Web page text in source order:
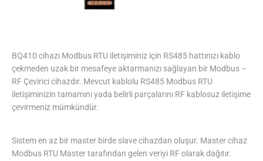
BQ410 cihazı Modbus RTU iletişiminiz için RS485 hattınızı kablo
çekmeden uzak bir mesafeye aktarmanızı sağlayan bir Modbus –
RF Çevirici cihazdır. Mevcut kablolu RS485 Modbus RTU
iletişiminizin tamamını yada belirli parçalarını RF kablosuz iletişime
çevirmeniz mümkündür.
Sistem en az bir master birde slave cihazdan oluşur. Master cihaz
Modbus RTU Master tarafından gelen veriyi RF olarak dağıtır.